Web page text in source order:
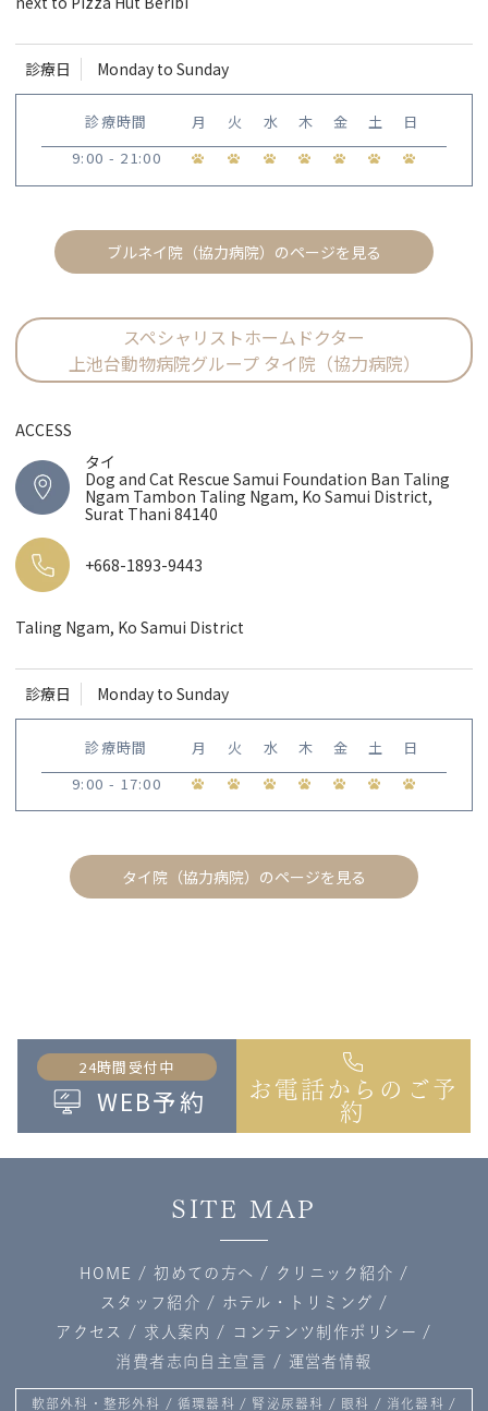
診療日 Monday to Sunday
診療時間 月 火 水 木 金 土
日
9:00 - 21:00
ブルネイ院（協力病院）のページを見る
スペシャリストホームドクター
上池台動物病院グループ タイ院（協力病院）
ACCESS
タイ
Dog and Cat Rescue Samui Foundation Ban Taling
Ngam Tambon Taling Ngam, Ko Samui District,
Surat Thani 84140
+668-1893-9443
Taling Ngam, Ko Samui District
診療日 Monday to Sunday
診療時間 月 火 水 木 金 土
日
9:00 - 17:00
タイ院（協力病院）のページを見る
24時間受付中
WEB予約
お電話からのご予
約
SITE MAP
HOME /初めての方へ / クリニック紹介 /
スタッフ紹介 / ホテル・トリミング /
アクセス
/ 求人案内 / コンテンツ制作ポリシー /
消費者志向自主宣言 / 運営者情報
軟部外科・整形外科 /循環器科 / 腎泌尿器科 / 眼科 / 消化器科 /